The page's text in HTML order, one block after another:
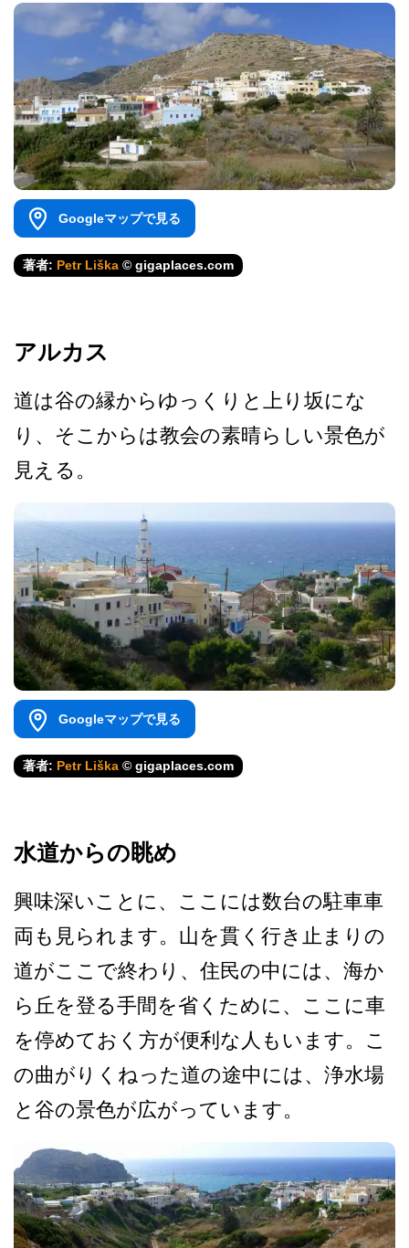
Googleマップで見る
著者: Petr Liška © gigaplaces.com
アルカス
道は谷の縁からゆっくりと上­り坂にな
り、そこからは教会の素晴らしい景色が
見え­る。
Googleマップで見る
著者: Petr Liška © gigaplaces.com
水道からの眺め
興味深いことに、ここには数­台の駐車車
両も見られます。山を貫く行き止まりの
道­がここで終わり、住民の中には、海か
ら丘を登る手間­を省くために、ここに車
を停めておく方が便利な人も­います。こ
の曲がりくねった道の途中には、浄水場
と­谷の景色が広がっています。